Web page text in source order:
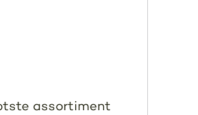
assortiment